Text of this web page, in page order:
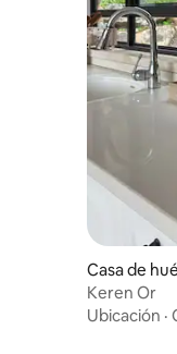
Casa de
Keren Or
Ubicación ·